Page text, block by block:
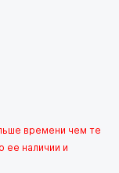
времени чем те
ее наличии и